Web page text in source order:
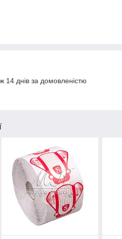
14 днів за домовленістю